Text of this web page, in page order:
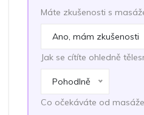
Máte zkušenosti s
Ano, mám zkušenosti
Jak se cítíte ohledně
Pohodlně
Co očekáváte od